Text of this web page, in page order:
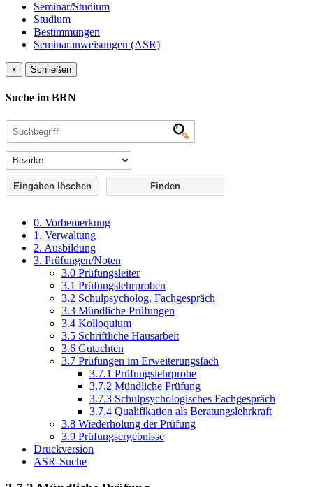
Seminar/Studium
Studium
Bestimmungen
Seminaranweisungen (ASR)
× Schließen
Suche im BRN
Eingaben löschen
0. Vorbemerkung
1. Verwaltung
2. Ausbildung
3. Prüfungen/Noten
3.0 Prüfungsleiter
3.1 Prüfungslehrproben
3.2 Schulpsycholog. Fachgespräch
3.3 Mündliche Prüfungen
3.4 Kolloquium
3.5 Schriftliche Hausarbeit
3.6 Gutachten
3.7 Prüfungen im Erweiterungsfach
3.7.1 Prüfungslehrprobe
3.7.2 Mündliche Prüfung
3.7.3 Schulpsychologisches Fachgespräch
3.7.4 Qualifikation als Beratungslehrkraft
3.8 Wiederholung der Prüfung
3.9 Prüfungsergebnisse
Druckversion
ASR-Suche